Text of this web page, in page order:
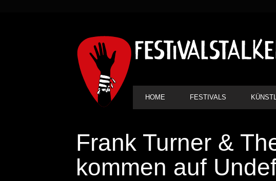
HAUPT-
NAVIGATION
HOME FESTIVALS
Frank Turner &
kommen auf